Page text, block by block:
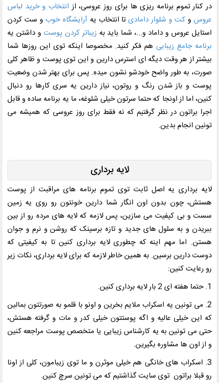
در کنار تموم برنامه ریزی ها برای روز عروسی، از انتخاب و خرید لباس
عروس و کت و شلوار دامادیتا انتخاب یهآرایشگاه خوب و ست کردن
استایل عروس و داماد و...، شما باید به زیباتر کردن پوست و داشتن یه
برنامه جامع زیبایی هم فکر کنید. مخصوصا اینکه توی این روزها شما
بیشتر از هر وقت دیگه ای استرس دارین و این توی پوست و ظاهر کلی
صورت، به طور واضح خودشو نشون میده. پس برای بهتر شدن وضعیت
پوست و باز شدن رنگ و روتون، نیاز دارین یه سری کارها رو دنبال
کنین، اما از اونجا که حتما سرتون خیلی شلوغه، ما یه برنامه ساده و قابل
اجرا براتون در نظر گرفتیم که نه فقط برای روز عروسی که همیشه می
تونین انجام بدین.
لایه برداری
لایه برداری یه اصل ثابت توی تموم برنامه های مراقبت از پوست
هستش، چون بدون اون انگار شما دارین خونتون رو روی یه زمین
سست و بی کیفیت می سازین، پس لازمه که لایه های مرده رو از بین
ببریدن و به سلول های جدید و تازه برسینک که روشن و نرم و جوان
هستن. اما مهم اینه که چطوری لایه برداری کنین تا به کیفیتی که
دوست دارین برسین. به همین خاطر لازمه که برای لایه برداری، نکات زیر
رو رعایت کنین:
1. حتما هفته ای 2 بار لایه برداری کنین.
2. می تونین یه اسکراب ملایم بخرین و اونو با قلمو به صورتتون بمالین
که این خیلی عالیه و اگه پوستتون خیلی کدر و مات و گرفته هستش،
حتی می تونین به یه کارشناس زیبایی یا متخصص پوست مراجعه کنین
و از اون ها مشاوره بگیرین.
3. اسکراب های خانگی هم خیلی موثرن و ما توی زیبامون، کلی از اونا
رو قبلا براتون توی سایت گذاشتیم که می تونین سرچ کنین.